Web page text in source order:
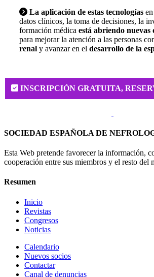
 La aplicación de estas tecnologías
datos clínicos, la toma de decisiones, la
formación médica está abriendo
para mejorar la atención a las personas
renal y avanzar en el desarrollo de la
INSCRIPCIÓN GRATUITA,
SOCIEDAD ESPAÑOLA DE
Esta Web pretende favorecer la información,
cooperación entre sus miembros y el resto del
Resumen
Inicio
Revistas
Congresos
Noticias
Calendario
Nuevos socios
Contactar
Canal de denuncias